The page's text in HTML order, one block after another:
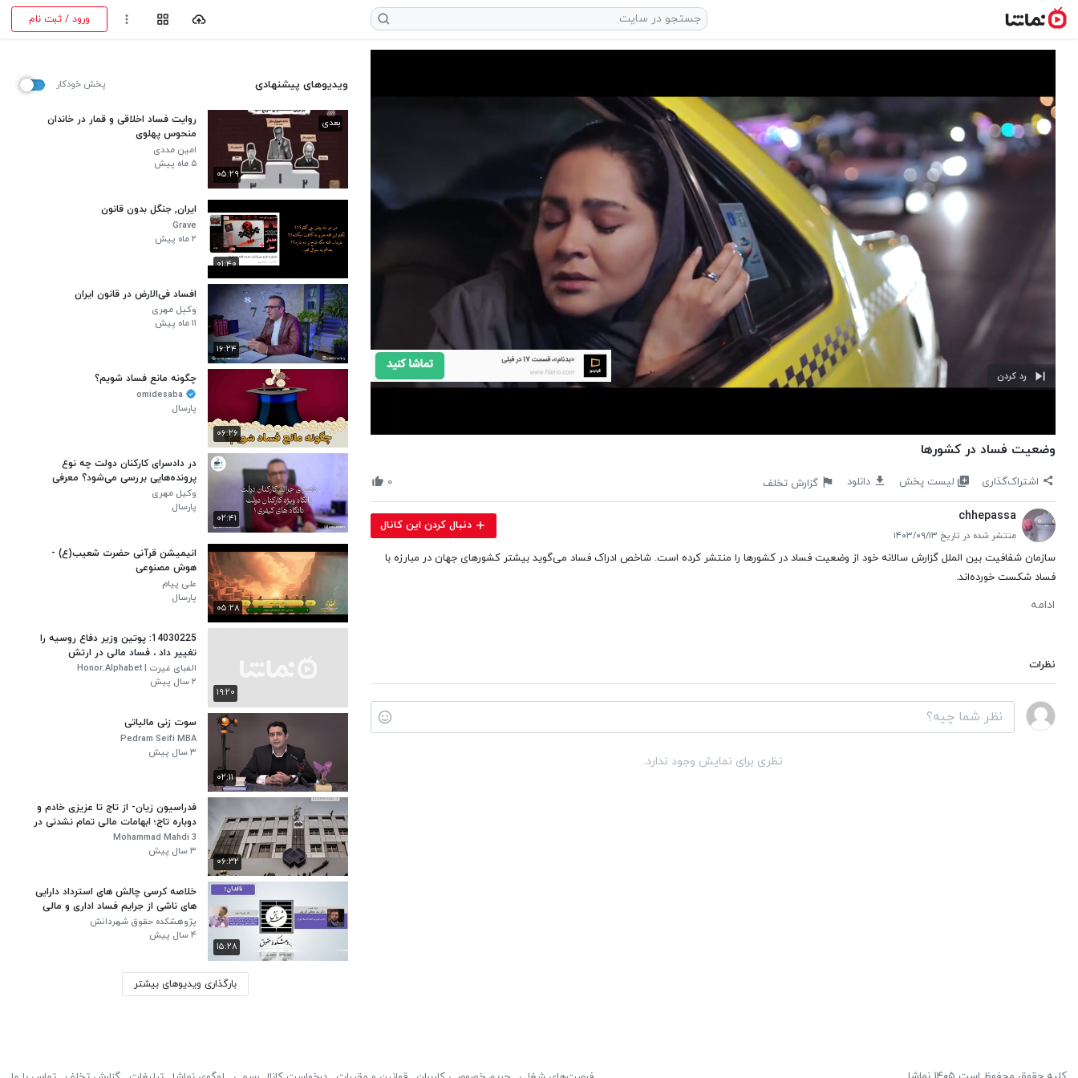
ورود / ثبت نام
رد کردن
وضعیت فساد در کشورها
اشتراک‌گذاری لیست پخش دانلود گزارش تخلف ۰
chhepassa
منتشر شده در تاریخ ۱۴۰۳/۰۹/۱۳
دنبال کردن این کانال
سازمان شفافیت بین الملل گزارش سالانه خود از وضعیت فساد در کشورها را منتشر کرده است. شاخص ادراک فساد می‌گوید بیشتر کشورهای جهان در مبارزه با
فساد شکست خورده‌اند.
ادامه
نظرات
نظری برای نمایش وجود ندارد.
ویدیوهای پیشنهادی پخش خودکار
۰۵:۲۹
بعدی
روایت فساد اخلاقی و قمار در خاندان
منحوس پهلوی
امین مددی
۵ ماه پیش
۰۱:۴۰
ایران, جنگل بدون قانون
Grave
۲ ماه پیش
۱۶:۲۴
افساد فی‌الارض در قانون ایران
وکیل مهری
۱۱ ماه پیش
۰۶:۲۶
چگونه مانع فساد شویم؟
omidesaba
پارسال
۰۲:۴۱
در دادسرای کارکنان دولت چه نوع
پرونده‌هایی بررسی می‌شود؟ معرفی
وکیل حرفه‌ای
وکیل مهری
پارسال
۰۵:۲۸
انیمیشن قرآنی حضرت شعیب(ع) -
هوش مصنوعی
علی پیام
پارسال
۱۹:۲۰
14030225: پوتین وزیر دفاع روسیه را
تغییر داد ، فساد مالی در ارتش
الفبای غیرت | Honor.Alphabet
۲ سال پیش
۰۲:۱۱
سوت زنی مالیاتی
Pedram Seifi MBA
۳ سال پیش
۰۶:۳۲
فدراسیون زیان- از تاج تا عزیزی خادم و
دوباره تاج؛ ابهامات مالی تمام نشدنی در
فدراسیون فوتبال در آستانه جام جهانی
Mohammad Mahdi 3
۳ سال پیش
۱۵:۲۸
خلاصه کرسی چالش های استرداد دارایی
های ناشی از جرایم فساد اداری و مالی
پژوهشکده حقوق شهردانش
۴ سال پیش
بارگذاری ویدیوهای بیشتر